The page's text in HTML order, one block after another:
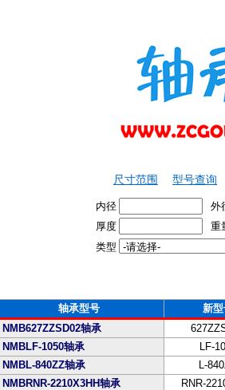
尺寸范围 型号查询
内径
外
厚度
重
类型
轴承型号
新型
NMB627ZZSD02轴承
NMBLF-1050轴承
LF-
NMBL-840ZZ轴承
L-
NMBRNR-2210X3HH轴承
RNR-